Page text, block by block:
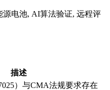
源电池, AI算法验证, 远程评
描述
）与CMA法规要求存在